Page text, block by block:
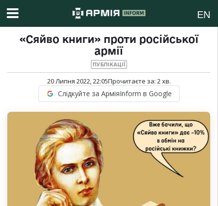
EN
«Сяйво книги» проти російської
армії
ПУБЛІКАЦІЇ
20 Липня 2022, 22:05Прочитаєте за: 2хв.
Слідкуйте за АрміяInform в Google